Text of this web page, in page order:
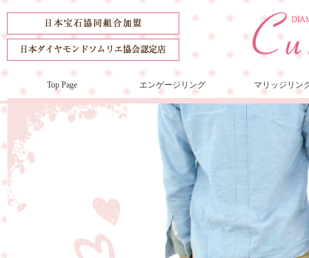
Top Page エンゲージリング マリッジリン